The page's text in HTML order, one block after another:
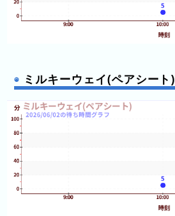
ミルキーウェイ(ペアシート)